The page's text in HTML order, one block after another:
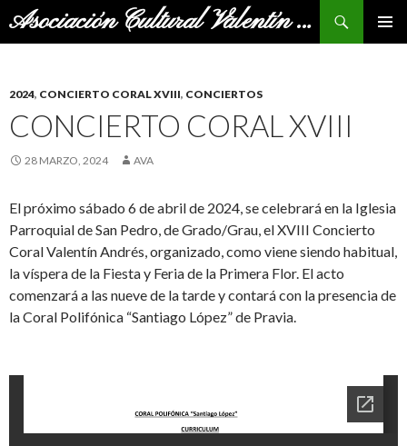
Asociación Cultural Valentín Andrés
Buscar
2024, CONCIERTO CORAL XVIII, CONCIERTOS
CONCIERTO CORAL XVIII
28 MARZO, 2024 AVA
El próximo sábado 6 de abril de 2024, se celebrará en la Iglesia
Parroquial de San Pedro, de Grado/Grau, el XVIII Concierto
Coral Valentín Andrés, organizado, como viene siendo habitual,
la víspera de la Fiesta y Feria de la Primera Flor. El acto
comenzará a las nueve de la tarde y contará con la presencia de
la Coral Polifónica “Santiago López” de Pravia.